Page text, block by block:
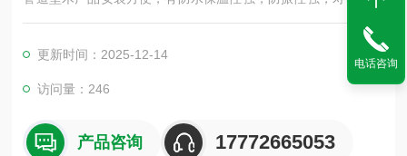
节能环保、美观、可反复拆装多次使用是您选择信赖的产品，产
品销往全国各地等均用我公司的管道垫木产品。使用于楼房室内
焊接管道的固定架接和安装。
更新时间：2025-12-14
访问量：246
产品咨询 17772665053
电话咨询